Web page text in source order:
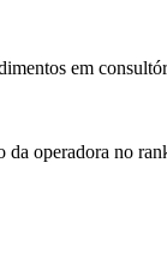
em
operadora no